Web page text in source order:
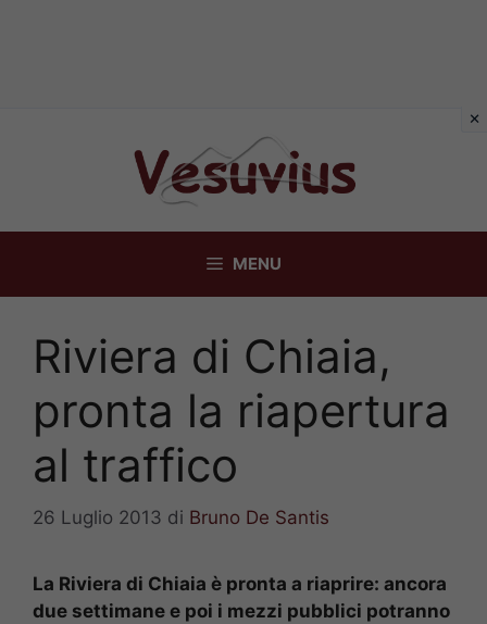
MENU
Riviera di Chiaia,
pronta la riapertura
al traffico
26 Luglio 2013 di Bruno De Santis
La Riviera di Chiaia è pronta a riaprire: ancora
due settimane e poi i mezzi pubblici potranno